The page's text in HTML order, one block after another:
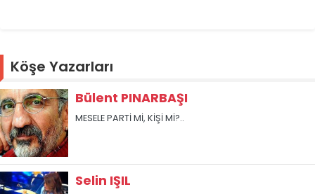
Köşe Yazarları
Bülent PINARBAŞI
MESELE PARTİ Mİ, KİŞİ Mİ?..
Selin IŞIL